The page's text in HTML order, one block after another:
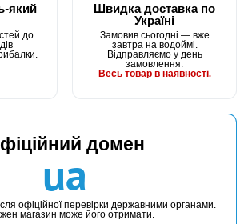
який
до
Швидка доставка по
Україні
Замовив сьогодні — вже
завтра на водоймі.
Відправляємо у день
замовлення.
Весь товар в наявності.
домен
ua
офіційної перевірки державними органами.
магазин може його отримати.